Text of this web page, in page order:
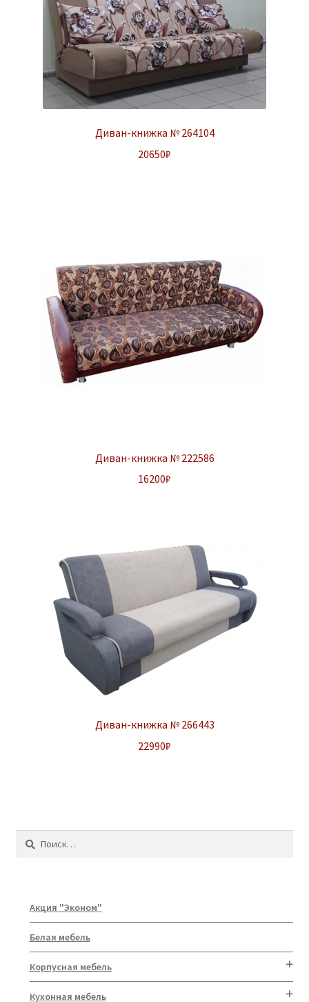
Диван-книжка № 264104
20650₽
Диван-книжка № 222586
16200₽
Диван-книжка № 266443
22990₽
Найти:
Акция "Эконом"
Белая мебель
Корпусная мебель
Кухонная мебель